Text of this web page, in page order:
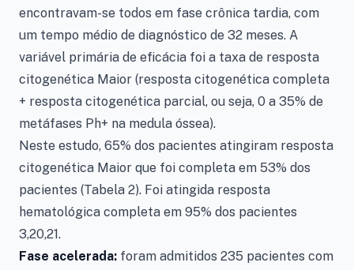
encontravam-se todos em fase crônica tardia, com
um tempo médio de diagnóstico de 32 meses. A
variável primária de eficácia foi a taxa de resposta
citogenética Maior (resposta citogenética completa
+ resposta citogenética parcial, ou seja, 0 a 35% de
metáfases Ph+ na medula óssea).
Neste estudo, 65% dos pacientes atingiram resposta
citogenética Maior que foi completa em 53% dos
pacientes (Tabela 2). Foi atingida resposta
hematológica completa em 95% dos pacientes
3,20,21.
Fase acelerada: foram admitidos 235 pacientes com